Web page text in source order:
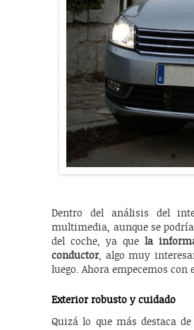
Dentro del análisis del
multimedia, aunque se
del coche, ya que la
conductor, algo muy
luego. Ahora empecemos con
Exterior robusto y cuidado
Quizá lo que más destaca